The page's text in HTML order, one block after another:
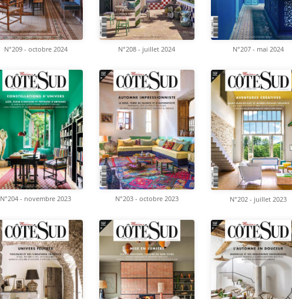
N°209 - octobre 2024 N°208 - juillet 2024 N°207 - mai 2024
N°204 - novembre 2023 N°203 - octobre 2023 N°202 - juillet 2023